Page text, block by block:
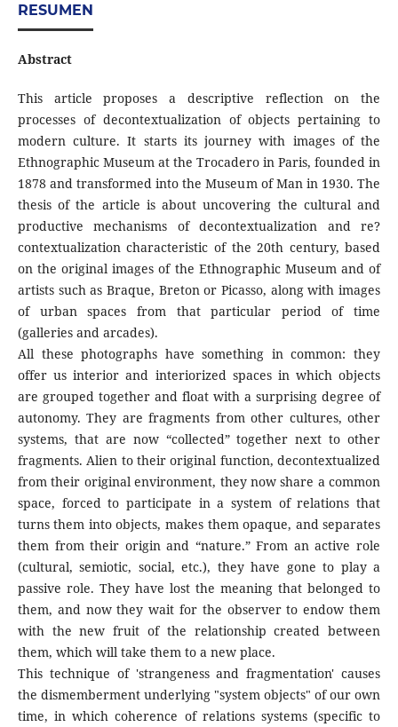
RESUMEN
Abstract
This article proposes a descriptive reflection on the
processes of decontextualization of objects pertaining to
modern culture. It starts its journey with images of the
Ethnographic Museum at the Trocadero in Paris, founded in
1878 and transformed into the Museum of Man in 1930. The
thesis of the article is about uncovering the cultural and
productive mechanisms of decontextualization and re?
contextualization characteristic of the 20th century, based
on the original images of the Ethnographic Museum and of
artists such as Braque, Breton or Picasso, along with images
of urban spaces from that particular period of time
(galleries and arcades).
All these photographs have something in common: they
offer us interior and interiorized spaces in which objects
are grouped together and float with a surprising degree of
autonomy. They are fragments from other cultures, other
systems, that are now “collected” together next to other
fragments. Alien to their original function, decontextualized
from their original environment, they now share a common
space, forced to participate in a system of relations that
turns them into objects, makes them opaque, and separates
them from their origin and “nature.” From an active role
(cultural, semiotic, social, etc.), they have gone to play a
passive role. They have lost the meaning that belonged to
them, and now they wait for the observer to endow them
with the new fruit of the relationship created between
them, which will take them to a new place.
This technique of 'strangeness and fragmentation' causes
the dismemberment underlying "system objects" of our own
time, in which coherence of relations systems (specific to